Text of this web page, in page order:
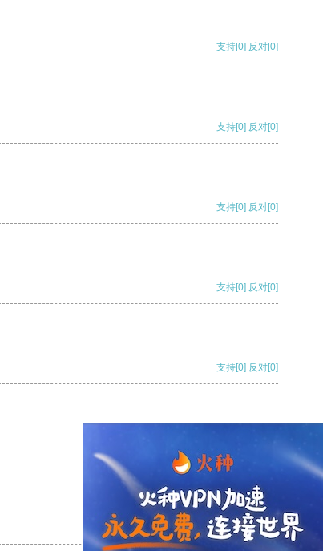
支持[0] 反对[0]
支持[0] 反对[0]
支持[0] 反对[0]
支持[0] 反对[0]
支持[0] 反对[0]
支持 [0] 反对[0]